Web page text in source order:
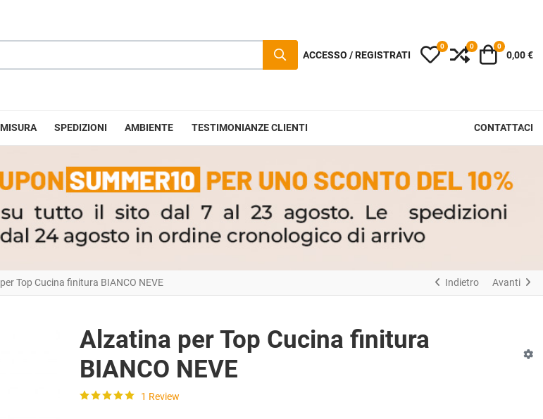
ACCESSO / REGISTRATI I miei preferiti
0 Compara
0 Carrello
0
0,00 €
SPEDIZIONI AMBIENTE TESTIMONIANZE CLIENTI CONTATTACI
Top Cucina finitura BIANCO NEVE Indietro Avanti
Alzatina per Top Cucina finitura
BIANCO NEVE
1 Review